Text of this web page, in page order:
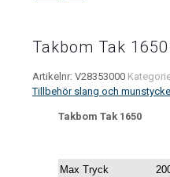
Takbom Tak 1650
Artikelnr: V28353000
Tillbehör slang och
Takbom Tak 1650
Max Tryck